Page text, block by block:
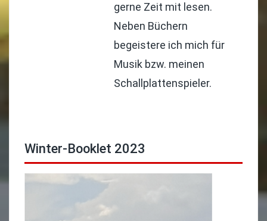
gerne Zeit mit lesen.
Neben Büchern
begeistere ich mich für
Musik bzw. meinen
Schallplattenspieler.
Winter-Booklet 2023